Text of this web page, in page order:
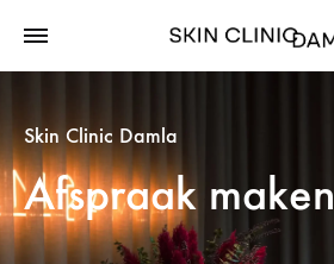
Skin Clinic Damla
Afspraak maken